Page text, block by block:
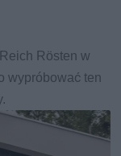
Rösten w
wypróbować ten